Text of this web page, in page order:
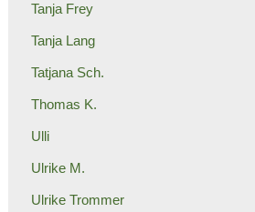
Tanja Frey
Tanja Lang
Tatjana Sch.
Thomas K.
Ulli
Ulrike M.
Ulrike Trommer